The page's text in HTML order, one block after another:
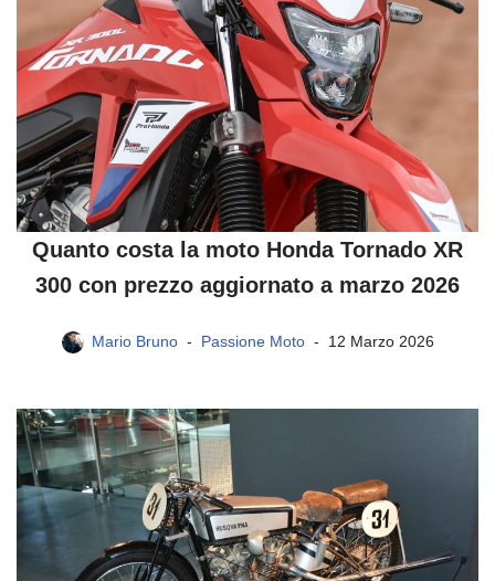
Quanto costa la moto Honda Tornado XR
300 con prezzo aggiornato a marzo 2026
Mario Bruno Passione Moto 12 Marzo 2026